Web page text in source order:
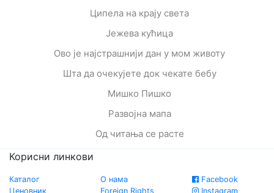
Ципела на крају света
Јежева кућица
Ово је најстрашнији дан у мом животу
Шта да очекујете док чекате бебу
Мишко Пишко
Развојна мапа
Од читања се расте
Корисни линкови
Каталог
Ценовник
О нама
Foreign Rights
Facebook
Instagram